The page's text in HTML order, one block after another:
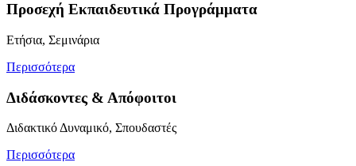
Προσεχή Εκπαιδευτικά Προγράμματα
Ετήσια, Σεμινάρια
Περισσότερα
Διδάσκοντες & Απόφοιτοι
Διδακτικό Δυναμικό, Σπουδαστές
Περισσότερα